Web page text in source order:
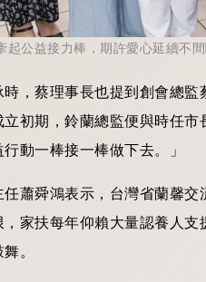
起公益接力棒，期許愛心延續不
，蔡理事長也提到創會總
初期，鈴蘭總監便與時任
動一棒接一棒做下去。」
蕭舜鴻表示，台灣省蘭馨
家扶每年仰賴大量認養人
。